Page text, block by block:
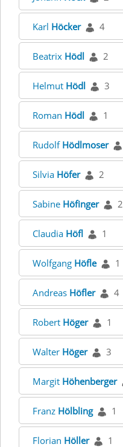
Karl Höcker 4
Beatrix Hödl 2
Helmut Hödl 3
Roman Hödl 1
Rudolf Hödlmoser
Silvia Höfer 2
Sabine Höfinger 2
Claudia Höfl 1
Wolfgang Höfle 1
Andreas Höfler 4
Robert Höger 1
Walter Höger 3
Margit Höhenberger
Franz Hölbling 1
Florian Höller 1